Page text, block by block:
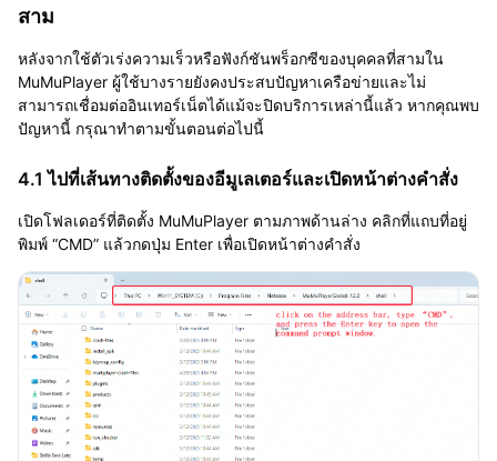
สาม
หลังจากใช้ตัวเร่งความเร็วหรือฟังก์ชันพร็อกซีของบุคคลที่สามใน
MuMuPlayer ผู้ใช้บางรายยังคงประสบปัญหาเครือข่ายและไม่
สามารถเชื่อมต่ออินเทอร์เน็ตได้แม้จะปิดบริการเหล่านี้แล้ว หากคุณพบ
ปัญหานี้ กรุณาทำตามขั้นตอนต่อไปนี้
4.1 ไปที่เส้นทางติดตั้งของอีมูเลเตอร์และเปิดหน้าต่างคำสั่ง
เปิดโฟลเดอร์ที่ติดตั้ง MuMuPlayer ตามภาพด้านล่าง คลิกที่แถบที่อยู่
พิมพ์ “CMD” แล้วกดปุ่ม Enter เพื่อเปิดหน้าต่างคำสั่ง